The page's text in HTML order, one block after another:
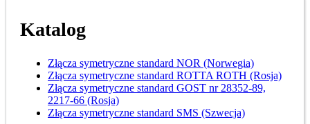
Katalog
Złącza symetryczne standard NOR (Norwegia)
Złącza symetryczne standard ROTTA ROTH (Rosja)
Złącza symetryczne standard GOST nr 28352-89,
2217-66 (Rosja)
Złącza symetryczne standard SMS (Szwecja)